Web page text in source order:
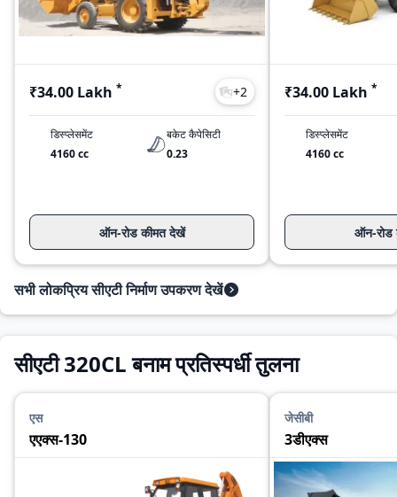
₹34.00 Lakh * +2
डिस्प्लेसमेंट
4160 cc
बकेट कैपेसिटी
0.23
ऑन-रोड कीमत देखें
₹34.00 Lakh *
डिस्प्लेसमेंट
4160 cc
ऑन-रोड
सभी लोकप्रिय सीएटी निर्माण उपकरण देखें
सीएटी 320CL बनाम प्रतिस्पर्धी तुलना
एस
एएक्स-130
जेसीबी
3डीएक्स